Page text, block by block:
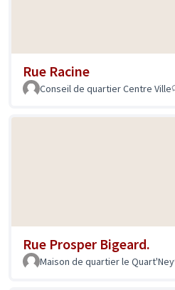
Rue Racine
Conseil de quartier Centre Ville
Rue Prosper Bigeard.
Maison de quartier le Quart'Ney